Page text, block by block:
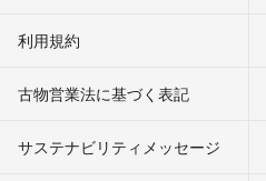
利用規約
古物営業法に基づく表記
サステナビリティメッセージ